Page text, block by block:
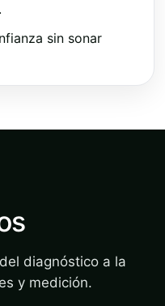
sin sonar
diagnóstico a la
y medición.